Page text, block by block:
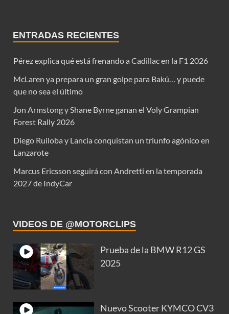
ENTRADAS RECIENTES
Pérez explica qué está frenando a Cadillac en la F1 2026
McLaren ya prepara un gran golpe para Bakú… y puede
que no sea el último
Jon Armstong y Shane Byrne ganan el Voly Grampian
Forest Rally 2026
Diego Ruiloba y Lancia conquistan un triunfo agónico en
Lanzarote
Marcus Ericsson seguirá con Andretti en la temporada
2027 de IndyCar
VIDEOS DE @MOTORCLIPS
Prueba de la BMW R12 GS
2025
Nuevo Scooter KYMCO CV3